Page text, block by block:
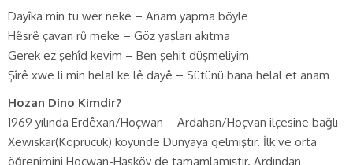
Dayîka min tu wer neke – Anam yapma böyle
Hêsrê çavan rû meke – Göz yaşları akıtma
Gerek ez şehîd kevim – Ben şehit düşmeliyim
Şîrê xwe li min helal ke lê dayê – Sütünü bana helal et anam
Hozan Dino Kimdir?
1969 yılında Erdêxan/Hoçwan – Ardahan/Hoçvan ilçesine bağlı
Xewiskar(Köprücük) köyünde Dünyaya gelmiştir. İlk ve orta
öğrenimini Hoçwan-Hasköy de tamamlamıştır. Ardından